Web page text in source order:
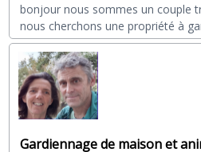
bonjour nous sommes un couple
nous cherchons une propriété à
Gardiennage de maison et